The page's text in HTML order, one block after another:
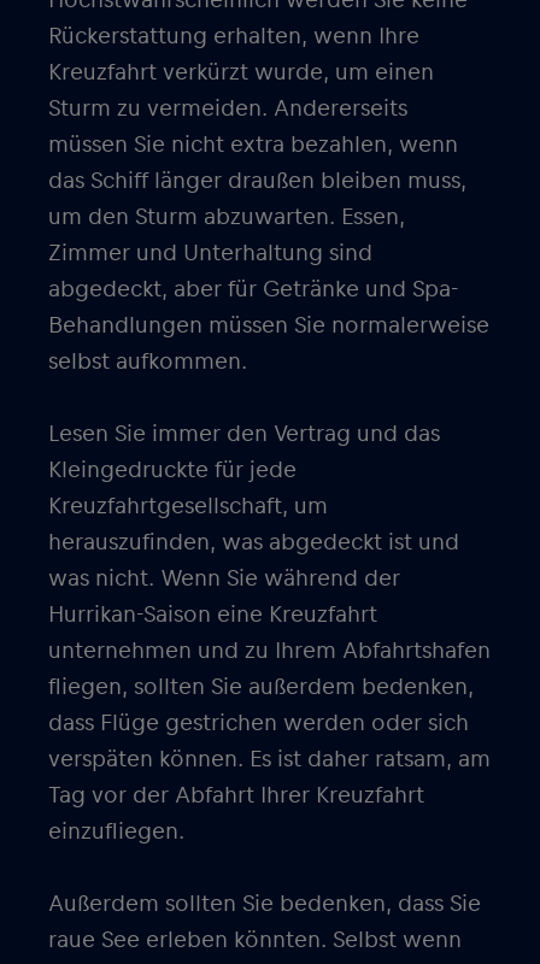
Rückerstattung erhalten, wenn Ihre
Kreuzfahrt verkürzt wurde, um einen
Sturm zu vermeiden. Andererseits
müssen Sie nicht extra bezahlen, wenn
das Schiff länger draußen bleiben muss,
um den Sturm abzuwarten. Essen,
Zimmer und Unterhaltung sind
abgedeckt, aber für Getränke und Spa-
Behandlungen müssen Sie normalerweise
selbst aufkommen.
Lesen Sie immer den Vertrag und das
Kleingedruckte für jede
Kreuzfahrtgesellschaft, um
herauszufinden, was abgedeckt ist und
was nicht. Wenn Sie während der
Hurrikan-Saison eine Kreuzfahrt
unternehmen und zu Ihrem Abfahrtshafen
fliegen, sollten Sie außerdem bedenken,
dass Flüge gestrichen werden oder sich
verspäten können. Es ist daher ratsam, am
Tag vor der Abfahrt Ihrer Kreuzfahrt
einzufliegen.
Außerdem sollten Sie bedenken, dass Sie
raue See erleben könnten. Selbst wenn